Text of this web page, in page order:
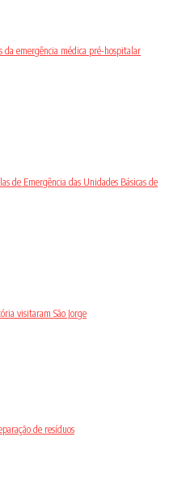
da emergência médica pré-hospitalar
de Emergência das Unidades Básicas de
visitaram São Jorge
de resíduos